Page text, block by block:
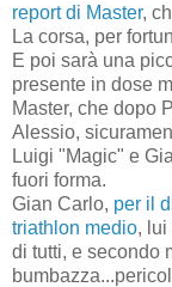
report di Master,
La corsa, per
E poi sarà una
presente in dose
Master, che dopo
Alessio,
Luigi "Magic" e
fuori forma.
Gian Carlo, per il
triathlon medio, lui
di tutti, e secondo